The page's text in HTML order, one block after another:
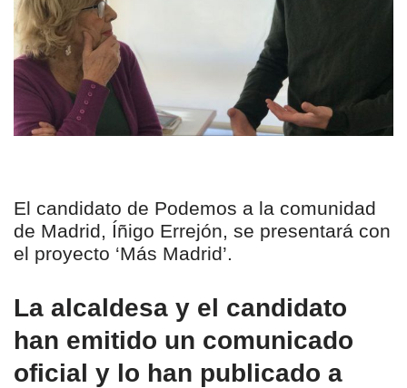
El candidato de Podemos a la comunidad
de Madrid, Íñigo Errejón, se presentará con
el proyecto ‘Más Madrid’.
La alcaldesa y el candidato
han emitido un comunicado
oficial y lo han publicado a